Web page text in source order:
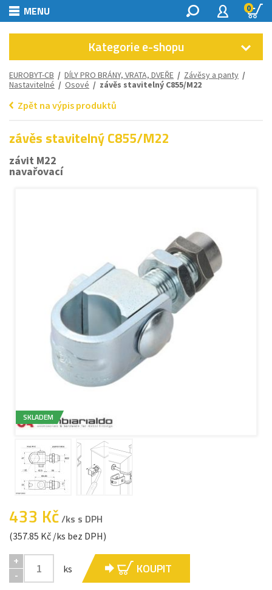
MENU 0
Kategorie e-shopu
EUROBYT-CB / DÍLY PRO BRÁNY, VRATA, DVEŘE / Závěsy a panty /
Nastavitelné / Osové / závěs stavitelný C855/M22
Zpět na výpis produktů
závěs stavitelný C855/M22
závit M22
navařovací
SKLADEM
433 Kč/ks s DPH
(357.85 Kč /ks bez DPH)
+
-
ks KOUPIT